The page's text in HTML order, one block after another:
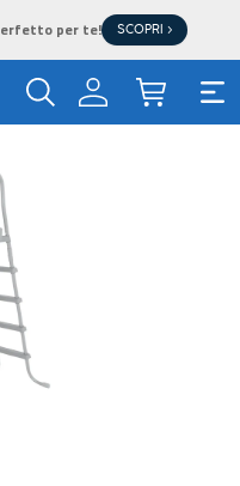
per te! SCOPRI >